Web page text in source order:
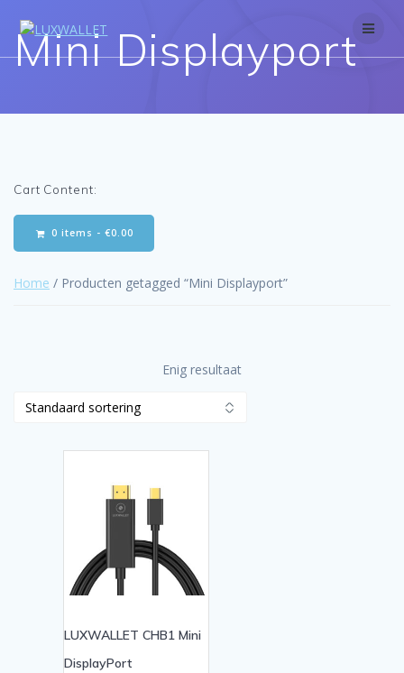
content
Mini Displayport
Cart Content:
0 items - €0.00
Home / Producten getagged “Mini Displayport”
Enig resultaat
LUXWALLET CHB1 Mini
DisplayPort